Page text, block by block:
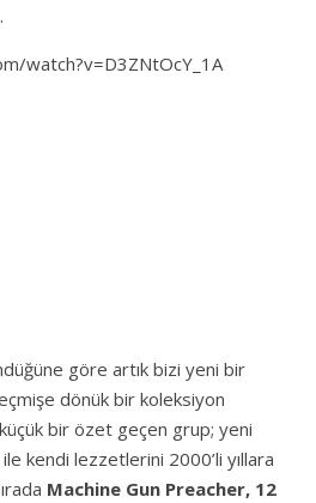
watch?v=D3ZNtOcY_1A
göre artık bizi yeni bir
dönük bir koleksiyon
bir özet geçen grup; yeni
ile kendi lezzetlerini 2000’li yıllara
Machine Gun Preacher, 12